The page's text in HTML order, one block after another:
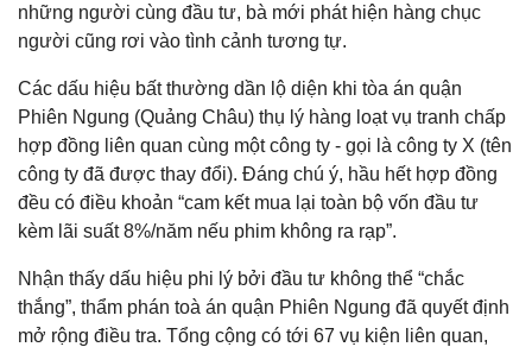
những người cùng đầu tư, bà mới phát hiện hàng chục
người cũng rơi vào tình cảnh tương tự.
Các dấu hiệu bất thường dần lộ diện khi tòa án quận
Phiên Ngung (Quảng Châu) thụ lý hàng loạt vụ tranh chấp
hợp đồng liên quan cùng một công ty - gọi là công ty X (tên
công ty đã được thay đổi). Đáng chú ý, hầu hết hợp đồng
đều có điều khoản “cam kết mua lại toàn bộ vốn đầu tư
kèm lãi suất 8%/năm nếu phim không ra rạp”.
Nhận thấy dấu hiệu phi lý bởi đầu tư không thể “chắc
thắng”, thẩm phán toà án quận Phiên Ngung đã quyết định
mở rộng điều tra. Tổng cộng có tới 67 vụ kiện liên quan,